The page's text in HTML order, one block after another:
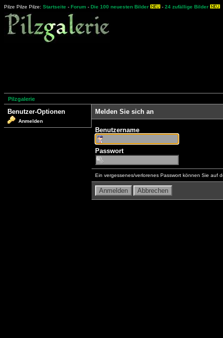
Pilze Pilze Pilze: Startseite - Forum - Die 100 neuesten Bilder - 24 zufällige Bilder
Pilzgalerie
Benutzer-Optionen
Anmelden
Melden Sie sich an
Benutzername
Passwort
Ein vergessenes/verlorenes Passwort können Sie auf